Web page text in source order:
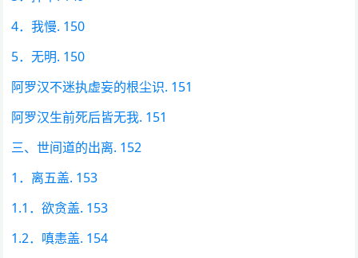
4．我慢. 150
5．无明. 150
阿罗汉不迷执虚妄的根尘识. 151
阿罗汉生前死后皆无我. 151
三、世间道的出离. 152
1．离五盖. 153
1.1．欲贪盖. 153
1.2．嗔恚盖. 154